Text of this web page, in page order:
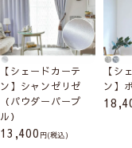
【シェードカーテ
ン】シャンゼリゼ
（パウダーパープ
ル）
13,400 (税込)
【シ
ン】